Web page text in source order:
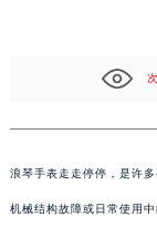
次
浪琴手表走走停停，是许
机械结构故障或日常使用